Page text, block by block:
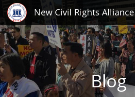
New Civil Rights Alliance
Blog